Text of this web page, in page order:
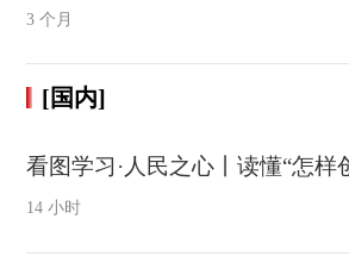
3 个月
[国内]
14 小时